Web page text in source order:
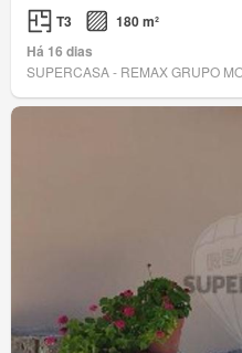
T3
180 m²
Há 16 dias
SUPERCASA - REMAX GRUPO